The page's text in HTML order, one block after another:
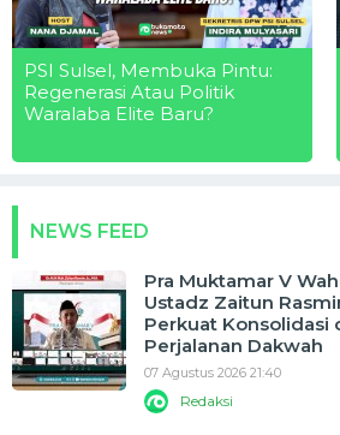
PSI Sulsel, Membuka Pintu:
Regenerasi Atau Politik
Waralaba Elite Baru?
NEWS FEED
Pra Muktamar V
Ustadz Zaitun
Perkuat Konsolidasi
Perjalanan Dakwah
07 Agustus 2026 21:40
Redaksi